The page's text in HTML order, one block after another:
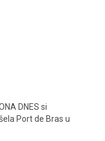
DNES si
Port de Bras u